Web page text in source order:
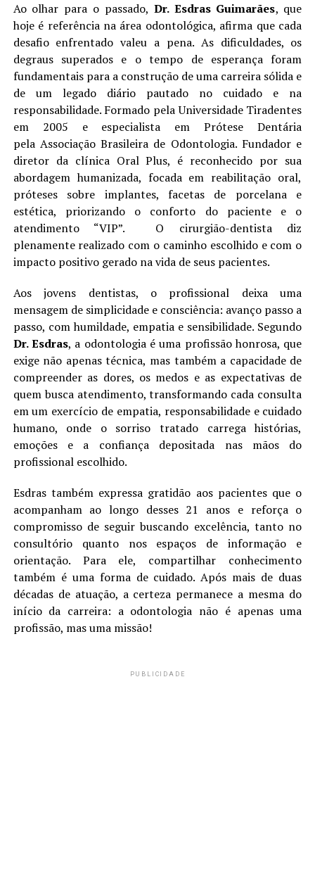
Ao olhar para o passado, Dr. Esdras Guimarães, que
hoje é referência na área odontológica, afirma que cada
desafio enfrentado valeu a pena. As dificuldades, os
degraus superados e o tempo de esperança foram
fundamentais para a construção de uma carreira sólida e
de um legado diário pautado no cuidado e na
responsabilidade. Formado pela Universidade Tiradentes
em 2005 e especialista em Prótese Dentária
pelaAssociação Brasileira de Odontologia. Fundador e
diretor da clínica Oral Plus, é reconhecido por sua
abordagem humanizada, focada em reabilitação oral,
próteses sobre implantes, facetas de porcelana e
estética, priorizando o conforto do paciente e o
atendimento “VIP”. O cirurgião-dentista diz
plenamente realizado com o caminho escolhido e com o
impacto positivo gerado na vida de seus pacientes.
Aos jovens dentistas, o profissional deixa uma
mensagem de simplicidade e consciência: avanço passo a
passo, com humildade, empatia e sensibilidade. Segundo
Dr. Esdras, a odontologia é uma profissão honrosa, que
exige não apenas técnica, mas também a capacidade de
compreender as dores, os medos e as expectativas de
quem busca atendimento, transformando cada consulta
em um exercício de empatia, responsabilidade e cuidado
humano, onde o sorriso tratado carrega histórias,
emoções e a confiança depositada nas mãos do
profissional escolhido.
Esdras também expressa gratidão aos pacientes que o
acompanham ao longo desses 21 anos e reforça o
compromisso de seguir buscando excelência, tanto no
consultório quanto nos espaços de informação e
orientação. Para ele, compartilhar conhecimento
também é uma forma de cuidado. Após mais de duas
décadas de atuação, a certeza permanece a mesma do
início da carreira: a odontologia não é apenas uma
profissão, mas uma missão!
PUBLICIDADE